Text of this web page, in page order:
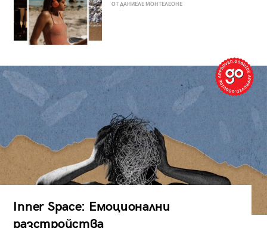
ОТ ДАНИЕЛЕ МОНТЕЛЕОНЕ
Inner Space: Емоционални
разстройства